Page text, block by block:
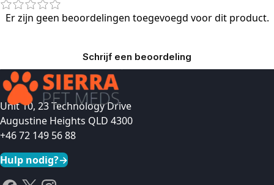
Er zijn geen beoordelingen toegevoegd voor dit product.
Schrijf een beoordeling
Unit 10, 23 Technology Drive
Augustine Heights QLD 4300
+46 72 149 56 88
Hulp nodig?→